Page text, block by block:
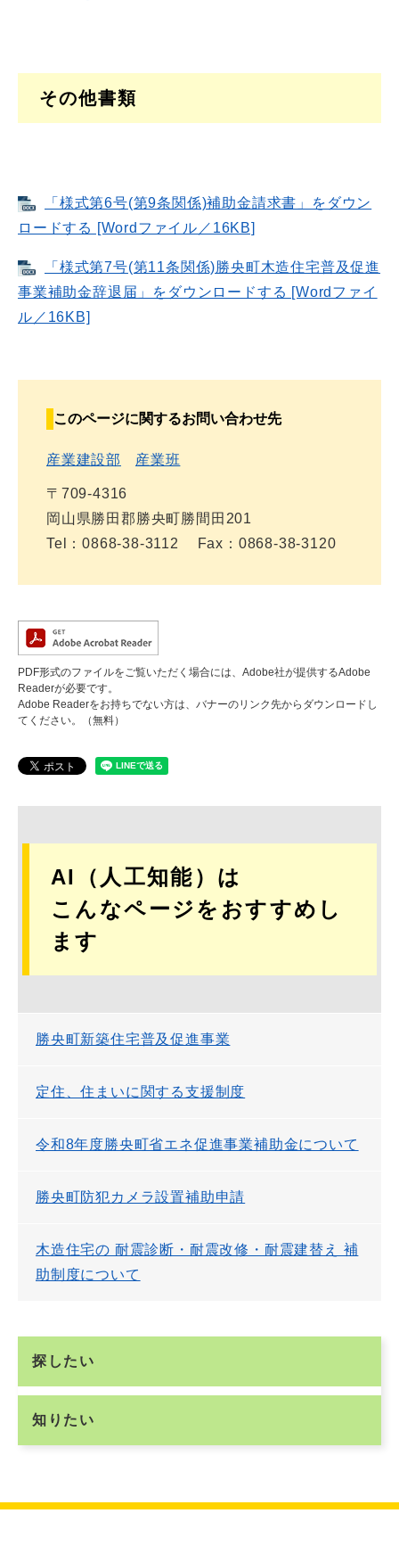
その他書類
「様式第6号(第9条関係)補助金請求書」をダウン
ロードする [Wordファイル／16KB]
「様式第7号(第11条関係)勝央町木造住宅普及促進
事業補助金辞退届」をダウンロードする [Wordファイ
ル／16KB]
このページに関するお問い合わせ先
産業建設部 産業班
〒709-4316
岡山県勝田郡勝央町勝間田201
Tel：0868-38-3112
Fax：0868-38-3120
PDF形式のファイルをご覧いただく場合には、Adobe社が提供するAdobe
Readerが必要です。
Adobe Readerをお持ちでない方は、バナーのリンク先からダウンロードし
てください。（無料）
AI（人工知能）は
こんなページをおすすめし
ます
勝央町新築住宅普及促進事業
定住、住まいに関する支援制度
令和8年度勝央町省エネ促進事業補助金について
勝央町防犯カメラ設置補助申請
木造住宅の 耐震診断・耐震改修・耐震建替え 補
助制度について
探したい
知りたい